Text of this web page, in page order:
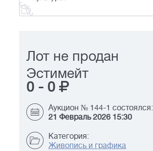
Лот не продан
Эстимейт
0 - 0
Аукцион № 144-1 состоялся:
21 Февраль 2026 15:30
Категория:
Живопись и графика